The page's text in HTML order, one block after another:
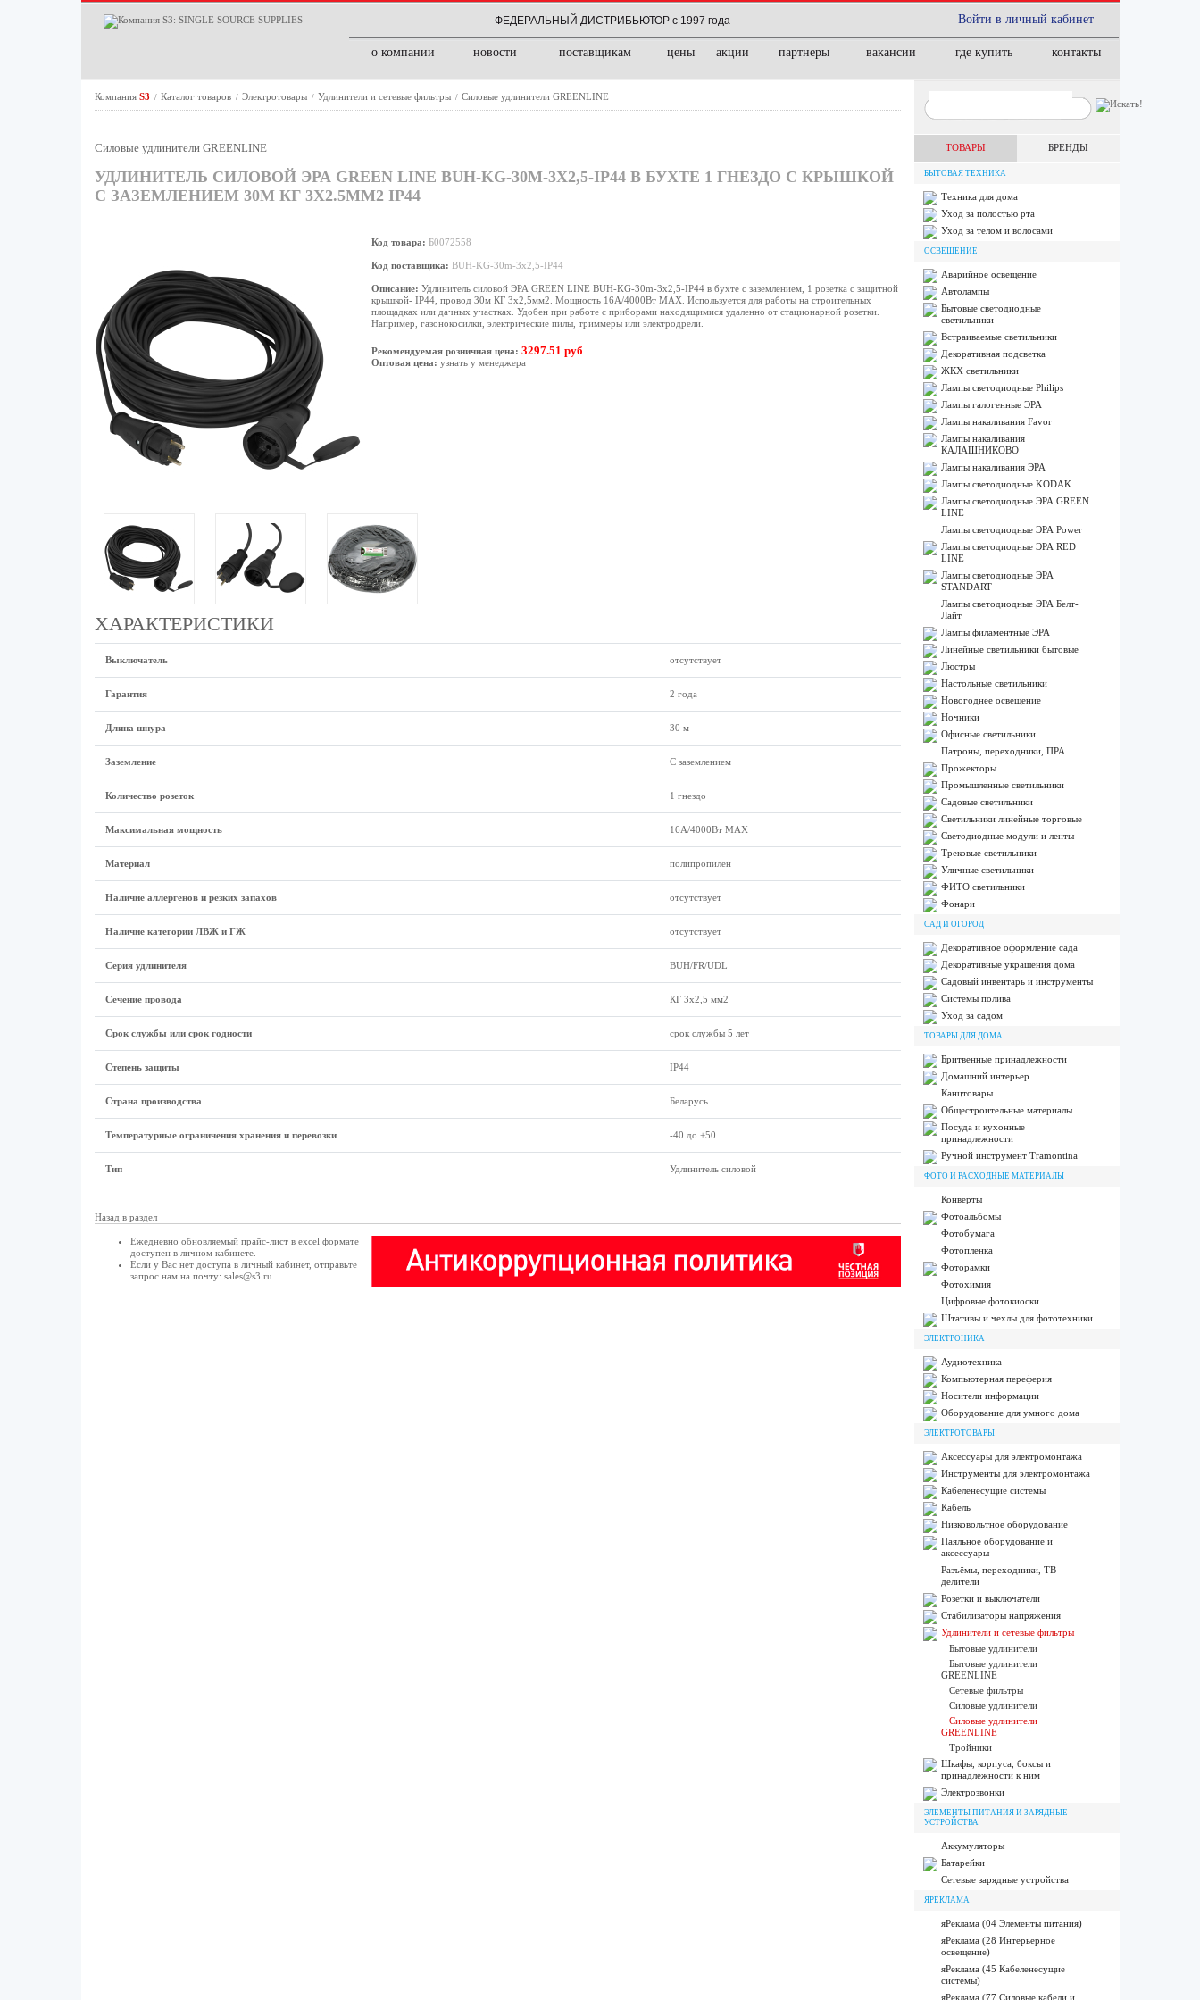
Войти в личный кабинет
ФЕДЕРАЛЬНЫЙ ДИСТРИБЬЮТОР с 1997 года
о компании новости поставщикам цены акции партнеры вакансии где купить контакты
Компания S3 / Каталог товаров / Электротовары / Удлинители и сетевые фильтры / Силовые удлинители GREENLINE
Силовые удлинители GREENLINE
УДЛИНИТЕЛЬ СИЛОВОЙ ЭРА GREEN LINE BUH-KG-30M-3X2,5-IP44 В БУХТЕ 1 ГНЕЗДО С КРЫШКОЙ
С ЗАЗЕМЛЕНИЕМ 30М КГ 3X2.5ММ2 IP44
Код товара: Б0072558
Код поставщика: BUH-KG-30m-3x2,5-IP44
Описание: Удлинитель силовой ЭРА GREEN LINE BUH-KG-30m-3x2,5-IP44 в бухте с заземлением, 1 розетка с защитной
крышкой- IP44, провод 30м КГ 3х2,5мм2. Мощность 16А/4000Вт МАХ. Используется для работы на строительных
площадках или дачных участках. Удобен при работе с приборами находящимися удаленно от стационарной розетки.
Например, газонокосилки, электрические пилы, триммеры или электродрели.
Рекомендуемая розничная цена: 3297.51 руб
Оптовая цена: узнать у менеджера
ХАРАКТЕРИСТИКИ
Выключатель отсутствует
Гарантия 2 года
Длина шнура 30 м
Заземление С заземлением
Количество розеток 1 гнездо
Максимальная мощность 16А/4000Вт МАХ
Материал полипропилен
Наличие аллергенов и резких запахов отсутствует
Наличие категории ЛВЖ и ГЖ отсутствует
Серия удлинителя BUH/FR/UDL
Сечение провода КГ 3x2,5 мм2
Срок службы или срок годности срок службы 5 лет
Степень защиты IP44
Страна производства Беларусь
Температурные ограничения хранения и перевозки -40 до +50
Тип Удлинитель силовой
Назад в раздел
Ежедневно обновляемый прайс-лист в excel формате
доступен в личном кабинете.
Если у Вас нет доступа в личный кабинет, отправьте
запрос нам на почту: sales@s3.ru
ТОВАРЫ БРЕНДЫ
БЫТОВАЯ ТЕХНИКА
Техника для дома
Уход за полостью рта
Уход за телом и волосами
ОСВЕЩЕНИЕ
Аварийное освещение
Автолампы
Бытовые светодиодные
светильники
Встраиваемые светильники
Декоративная подсветка
ЖКХ светильники
Лампы cветодиодные Philips
Лампы галогенные ЭРА
Лампы накаливания Favor
Лампы накаливания
КАЛАШНИКОВО
Лампы накаливания ЭРА
Лампы светодиодные KODAK
Лампы светодиодные ЭРА GREEN
LINE
Лампы светодиодные ЭРА Power
Лампы светодиодные ЭРА RED
LINE
Лампы светодиодные ЭРА
STANDART
Лампы светодиодные ЭРА Белт-
Лайт
Лампы филаментные ЭРА
Линейные светильники бытовые
Люстры
Настольные светильники
Новогоднее освещение
Ночники
Офисные светильники
Патроны, переходники, ПРА
Прожекторы
Промышленные светильники
Садовые светильники
Светильники линейные торговые
Светодиодные модули и ленты
Трековые светильники
Уличные светильники
ФИТО светильники
Фонари
САД И ОГОРОД
Декоративное оформление сада
Декоративные украшения дома
Садовый инвентарь и инструменты
Системы полива
Уход за садом
ТОВАРЫ ДЛЯ ДОМА
Бритвенные принадлежности
Домашний интерьер
Канцтовары
Общестроительные материалы
Посуда и кухонные
принадлежности
Ручной инструмент Tramontina
ФОТО И РАСХОДНЫЕ МАТЕРИАЛЫ
Конверты
Фотоальбомы
Фотобумага
Фотопленка
Фоторамки
Фотохимия
Цифровые фотокиоски
Штативы и чехлы для фототехники
ЭЛЕКТРОНИКА
Аудиотехника
Компьютерная переферия
Носители информации
Оборудование для умного дома
ЭЛЕКТРОТОВАРЫ
Аксессуары для электромонтажа
Инструменты для электромонтажа
Кабеленесущие системы
Кабель
Низковольтное оборудование
Паяльное оборудование и
аксессуары
Разъёмы, переходники, ТВ
делители
Розетки и выключатели
Стабилизаторы напряжения
Удлинители и сетевые фильтры
Бытовые удлинители
Бытовые удлинители
GREENLINE
Сетевые фильтры
Силовые удлинители
Силовые удлинители
GREENLINE
Тройники
Шкафы, корпуса, боксы и
принадлежности к ним
Электрозвонки
ЭЛЕМЕНТЫ ПИТАНИЯ И ЗАРЯДНЫЕ
УСТРОЙСТВА
Аккумуляторы
Батарейки
Сетевые зарядные устройства
ЯРЕКЛАМА
яРеклама (04 Элементы питания)
яРеклама (28 Интерьерное
освещение)
яРеклама (45 Кабеленесущие
системы)
яРеклама (77 Силовые кабели и